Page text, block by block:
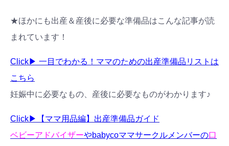
★ほかにも出産＆産後に必要な準備品はこんな記事が読
まれています！
Click▶︎ 一目でわかる！ママのための出産準備品リストは
こちら
妊娠中に必要なもの、産後に必要なものがわかります♪
Click▶︎【ママ用品編】出産準備品ガイド
ベビーアドバイザーやbabycoママサークルメンバーの口